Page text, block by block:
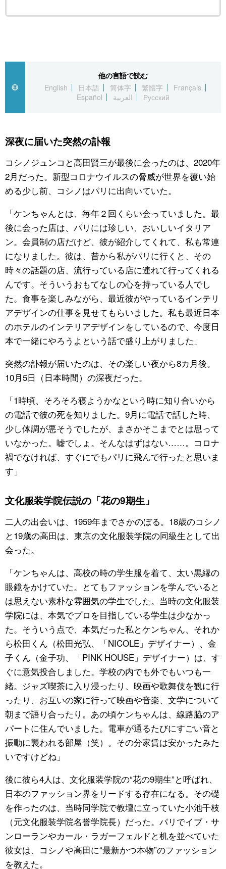
他の言語で読む
English
日本語 简体字 繁體字
Français
Español
العربية Русский
深夜に届いた突然の訃報
コシノジュンコと高田賢三が最後に会ったのは、2020年
2月だった。新型コロナウイルスの脅威が世界を覆い始
める少し前、コシノはパリに出向いていた。
「ケンちゃんとは、毎年２回くらい会っていました。最
後に会った店は、パリには珍しい、おいしいイタリア
ン。会員制の店だけど、彼が紹介してくれて、私も常連
になりました。彼は、昔から私がパリに行くと、その
時々の話題の店、流行っている店に連れて行ってくれる
んです。そういうおもてなしの心を持っている人でし
た。食事を楽しみながら、最近彼がやっているインテリ
アデザインの仕事を見せてもらいました。私も最近日本
のホテルのインテリアデザインをしているので、今度日
本で一緒にやろうよという話で盛り上がりました」
突然の訃報が届いたのは、その楽しい夜から8カ月後。
10月5日（日本時間）の深夜だった。
「1時頃、そろそろ寝ようかなという時に知り合いから
の電話で彼の死を知りました。9月に電話で話した時、
少し体調が悪そうでしたが、まさかそこまでとは思って
いなかった。嘘でしょ。そんなはずはない……。コロナ
禍でなければ、すぐにでもパリに飛んで行ったと思いま
す」
文化服装学院伝説の「花の9期生」
二人の出会いは、1959年までさかのぼる。18歳のコシノ
と19歳の高田は、東京の文化服装学院の同級生として出
会った。
「ケンちゃんは、高校の時の学生服を着て、太い黒縁の
眼鏡をかけていた。とてもファッションを学んでいると
は思えない素朴な雰囲気の学生でした。当時の文化服装
学院には、本気でプロを目指している学生は少なかっ
た。そういう点で、本気だった私とケンちゃん、それか
ら松田くん（松田光弘、「NICOLE」デザイナー）、金
子くん（金子功、「PINK HOUSE」デザイナー）は、す
ぐに意気投合しました。学校の内でも外でもいつも一
緒。ジャズ喫茶に入り浸ったり、映画や歌舞伎を観に行
ったり、お互いの家に行って映画や音楽、文学について
朝まで語り合ったり。あの頃ケンちゃんは、線路脇のア
パートに住んでいました。電車が通るたびにすごい音と
振動に襲われる部屋（笑）。その分家賃は安かったみた
いですけどね」
後に彼ら4人は、文化服装学院の“花の9期生”と呼ばれ、
日本のファッション界をリードする存在になる。その礎
を作ったのは、当時同学院で教壇に立っていた小池千枝
（元文化服装学院名誉学院長）だった。パリでイブ・サ
ンローランやカール・ラガーフェルドと机を並べていた
彼女は、コシノや高田に“最新かつ本物”のファッション
を教えた。